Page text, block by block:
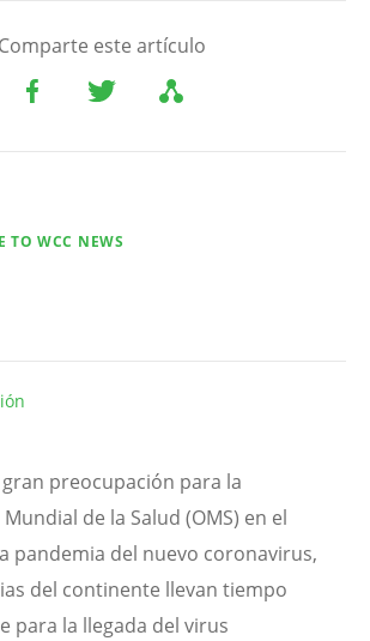
Comparte este artículo
TO WCC NEWS
preocupación para la
de la Salud (OMS) en el
pandemia del nuevo coronavirus,
del continente llevan tiempo
para la llegada del virus